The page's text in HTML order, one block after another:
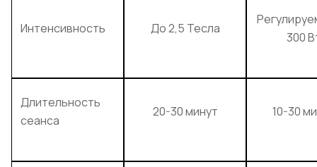
Интенсивность До 2,5 Тесла
300
Длительность
сеанса
20-30 минут 10-30